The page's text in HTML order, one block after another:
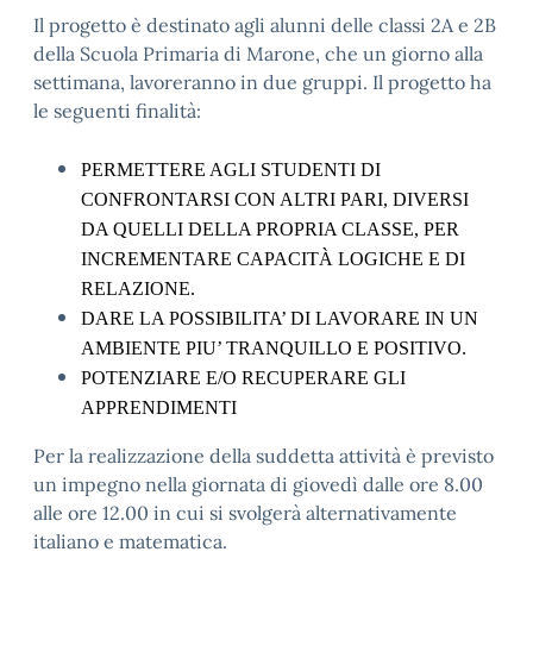
Il progetto è destinato agli alunni delle classi 2A e 2B
della Scuola Primaria di Marone, che un giorno alla
settimana, lavoreranno in due gruppi. Il progetto ha
le seguenti finalità:
PERMETTERE AGLI STUDENTI DI
CONFRONTARSI CON ALTRI PARI, DIVERSI
DA QUELLI DELLA PROPRIA CLASSE, PER
INCREMENTARE CAPACITÀ LOGICHE E DI
RELAZIONE.
DARE LA POSSIBILITA’ DI LAVORARE IN UN
AMBIENTE PIU’ TRANQUILLO E POSITIVO.
POTENZIARE E/O RECUPERARE GLI
APPRENDIMENTI
Per la realizzazione della suddetta attività è previsto
un impegno nella giornata di giovedì dalle ore 8.00
alle ore 12.00 in cui si svolgerà alternativamente
italiano e matematica.